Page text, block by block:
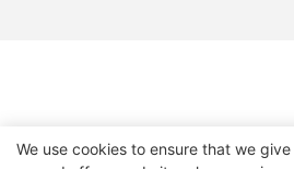
We use cookies to ensure that we